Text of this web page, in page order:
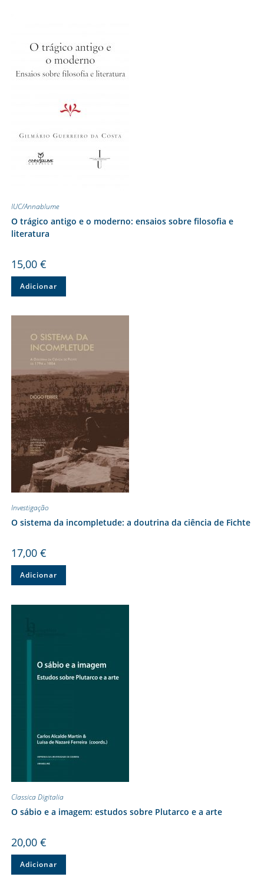
IUC/Annablume
O trágico antigo e o moderno: ensaios sobre filosofia e
literatura
15,00 €
Adicionar
Investigação
O sistema da incompletude: a doutrina da ciência de Fichte
17,00 €
Adicionar
Classica Digitalia
O sábio e a imagem: estudos sobre Plutarco e a arte
20,00 €
Adicionar